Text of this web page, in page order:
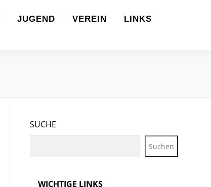
JUGEND VEREIN LINKS
SUCHE
Suchen
WICHTIGE LINKS